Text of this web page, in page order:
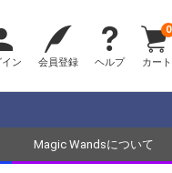
イン 会員登録 ヘルプ カート
0
Magic Wandsについて